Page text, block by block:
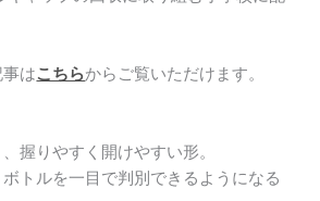
はこちらからご覧いただけます。
握りやすく開けやすい形。
トルを一目で判別できるようになる